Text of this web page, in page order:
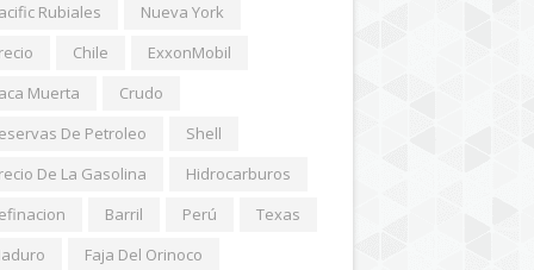
Rubiales
Nueva York
Chile
ExxonMobil
Muerta
Crudo
De Petroleo
Shell
De La Gasolina
Hidrocarburos
Barril Perú
Texas
Faja Del Orinoco